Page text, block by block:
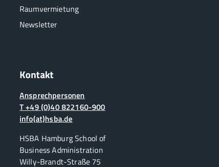
Raumvermietung
Newsletter
Kontakt
Ansprechpersonen
T +49 (0)40 822160-900
info(at)hsba.de
HSBA Hamburg School of
Business Administration
Willy-Brandt-Straße 75